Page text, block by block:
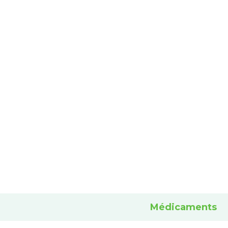
Médicaments